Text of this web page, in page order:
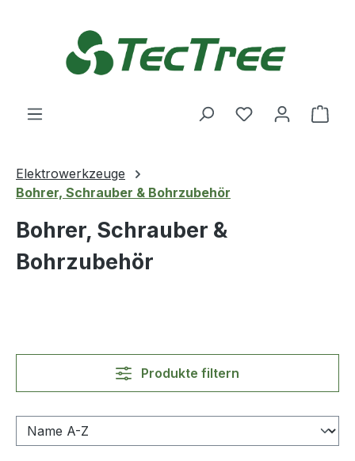
Du hast 0
Elektrowerkzeuge
Bohrer, Schrauber & Bohrzubehör
Bohrer, Schrauber &
Bohrzubehör
Produkte filtern